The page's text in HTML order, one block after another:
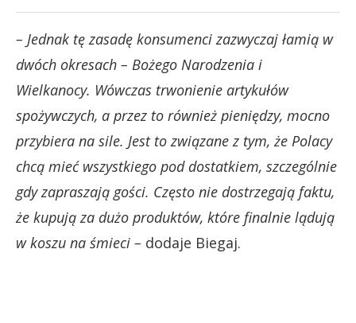
– Jednak tę zasadę konsumenci zazwyczaj łamią w
dwóch okresach – Bożego Narodzenia i
Wielkanocy. Wówczas trwonienie artykułów
spożywczych, a przez to również pieniędzy, mocno
przybiera na sile. Jest to związane z tym, że Polacy
chcą mieć wszystkiego pod dostatkiem, szczególnie
gdy zapraszają gości. Często nie dostrzegają faktu,
że kupują za dużo produktów, które finalnie lądują
w koszu na śmieci – dodaje Biegaj.